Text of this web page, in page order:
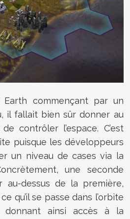
Earth commençant par un
il fallait bien sûr donner au
contrôler l’espace. C’est
puisque les développeurs
un niveau de cases via la
une seconde
au-dessus de la première,
qu’il se passe dans l’orbite
ainsi accès à la